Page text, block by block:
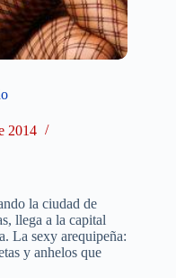
2014
la ciudad de
llega a la capital
La sexy arequipeña:
y anhelos que